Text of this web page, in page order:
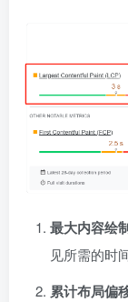
最大内容绘
见所需的时间
累计布局偏